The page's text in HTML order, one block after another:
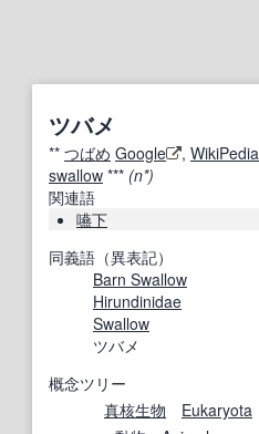
ツバメ
** つばめ Google , WikiPedia
swallow *** (n*)
関連語
嚥下
同義語（異表記）
Barn Swallow
Hirundinidae
Swallow
ツバメ
概念ツリー
真核生物
Eukaryota